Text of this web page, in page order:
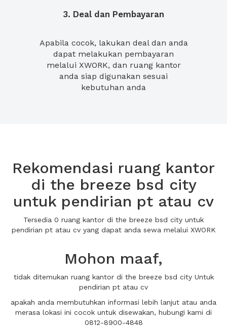
3. Deal dan Pembayaran
Apabila cocok, lakukan deal dan anda
dapat melakukan pembayaran
melalui XWORK, dan ruang kantor
anda siap digunakan sesuai
kebutuhan anda
Rekomendasi ruang kantor
di the breeze bsd city
untuk pendirian pt atau cv
Tersedia 0 ruang kantor di the breeze bsd city untuk
pendirian pt atau cv yang dapat anda sewa melalui XWORK
Mohon maaf,
tidak ditemukan ruang kantor di the breeze bsd city Untuk
pendirian pt atau cv
apakah anda membutuhkan informasi lebih lanjut atau anda
merasa lokasi ini cocok untuk disewakan, hubungi kami di
0812-8900-4848